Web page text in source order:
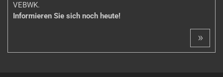
VEBWK.
Informieren Sie sich noch heute!
»